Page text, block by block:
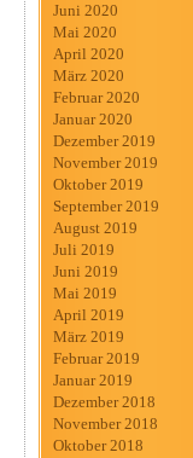
Juni 2020
Mai 2020
April 2020
März 2020
Februar 2020
Januar 2020
Dezember 2019
November 2019
Oktober 2019
September 2019
August 2019
Juli 2019
Juni 2019
Mai 2019
April 2019
März 2019
Februar 2019
Januar 2019
Dezember 2018
November 2018
Oktober 2018